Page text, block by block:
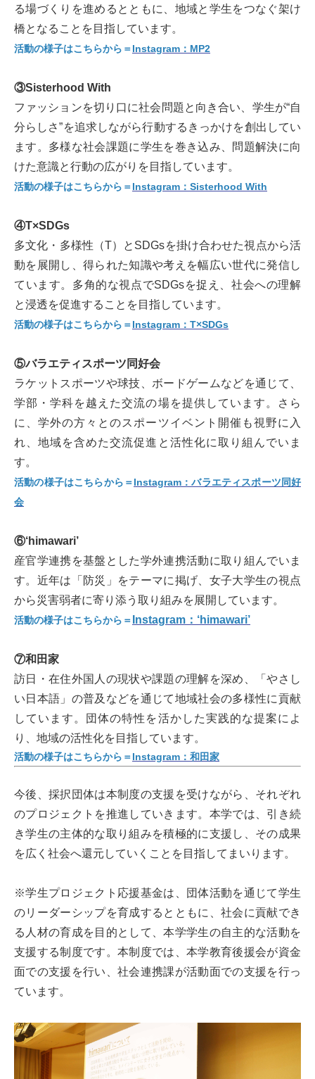
る場づくりを進めるとともに、地域と学生をつなぐ架け
橋となることを目指しています。
活動の様子はこちらから＝Instagram：MP2
③Sisterhood With
ファッションを切り口に社会問題と向き合い、学生が“自
分らしさ”を追求しながら行動するきっかけを創出してい
ます。多様な社会課題に学生を巻き込み、問題解決に向
けた意識と行動の広がりを目指しています。
活動の様子はこちらから＝Instagram：Sisterhood With
④T×SDGs
多文化・多様性（T）とSDGsを掛け合わせた視点から活
動を展開し、得られた知識や考えを幅広い世代に発信し
ています。多角的な視点でSDGsを捉え、社会への理解
と浸透を促進することを目指しています。
活動の様子はこちらから＝Instagram：T×SDGs
⑤バラエティスポーツ同好会
ラケットスポーツや球技、ボードゲームなどを通じて、
学部・学科を越えた交流の場を提供しています。さら
に、学外の方々とのスポーツイベント開催も視野に入
れ、地域を含めた交流促進と活性化に取り組んでいま
す。
活動の様子はこちらから＝Instagram：バラエティスポーツ同好
会
⑥‘himawari’
産官学連携を基盤とした学外連携活動に取り組んでいま
す。近年は「防災」をテーマに掲げ、女子大学生の視点
から災害弱者に寄り添う取り組みを展開しています。
活動の様子はこちらから＝ Instagram：‘himawari’
⑦和田家
訪日・在住外国人の現状や課題の理解を深め、「やさし
い日本語」の普及などを通じて地域社会の多様性に貢献
しています。団体の特性を活かした実践的な提案によ
り、地域の活性化を目指しています。
活動の様子はこちらから＝Instagram：和田家
今後、採択団体は本制度の支援を受けながら、それぞれ
のプロジェクトを推進していきます。本学では、引き続
き学生の主体的な取り組みを積極的に支援し、その成果
を広く社会へ還元していくことを目指してまいります。
※学生プロジェクト応援基金は、団体活動を通じて学生
のリーダーシップを育成するとともに、社会に貢献でき
る人材の育成を目的として、本学学生の自主的な活動を
支援する制度です。本制度では、本学教育後援会が資金
面での支援を行い、社会連携課が活動面での支援を行っ
ています。